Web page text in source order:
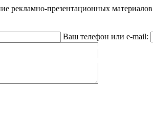
27
рекламно-презентационных материалов
Ваш телефон или e-mail: